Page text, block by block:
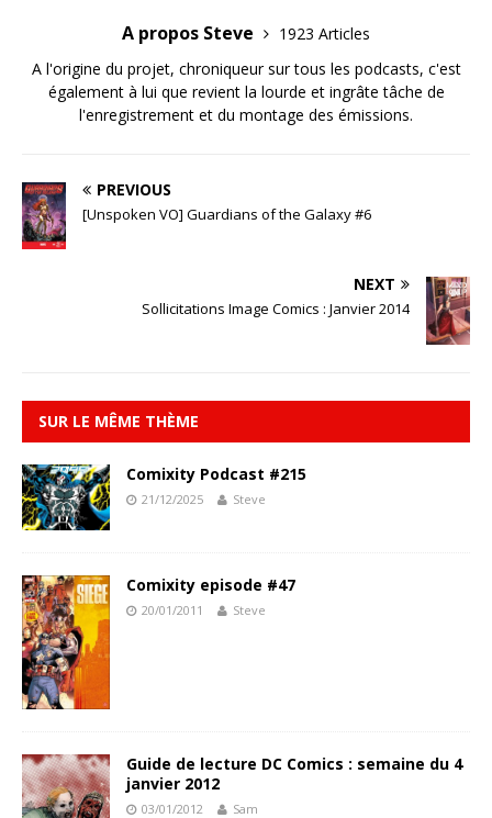
A propos Steve
1923 Articles
A l'origine du projet, chroniqueur sur tous les podcasts, c'est
également à lui que revient la lourde et ingrâte tâche de
l'enregistrement et du montage des émissions.
PREVIOUS
[Unspoken VO] Guardians of the Galaxy #6
NEXT
Sollicitations Image Comics : Janvier 2014
SUR LE MÊME THÈME
Comixity Podcast #215
21/12/2025 Steve
Comixity episode #47
20/01/2011 Steve
Guide de lecture DC Comics : semaine du 4
janvier 2012
03/01/2012 Sam